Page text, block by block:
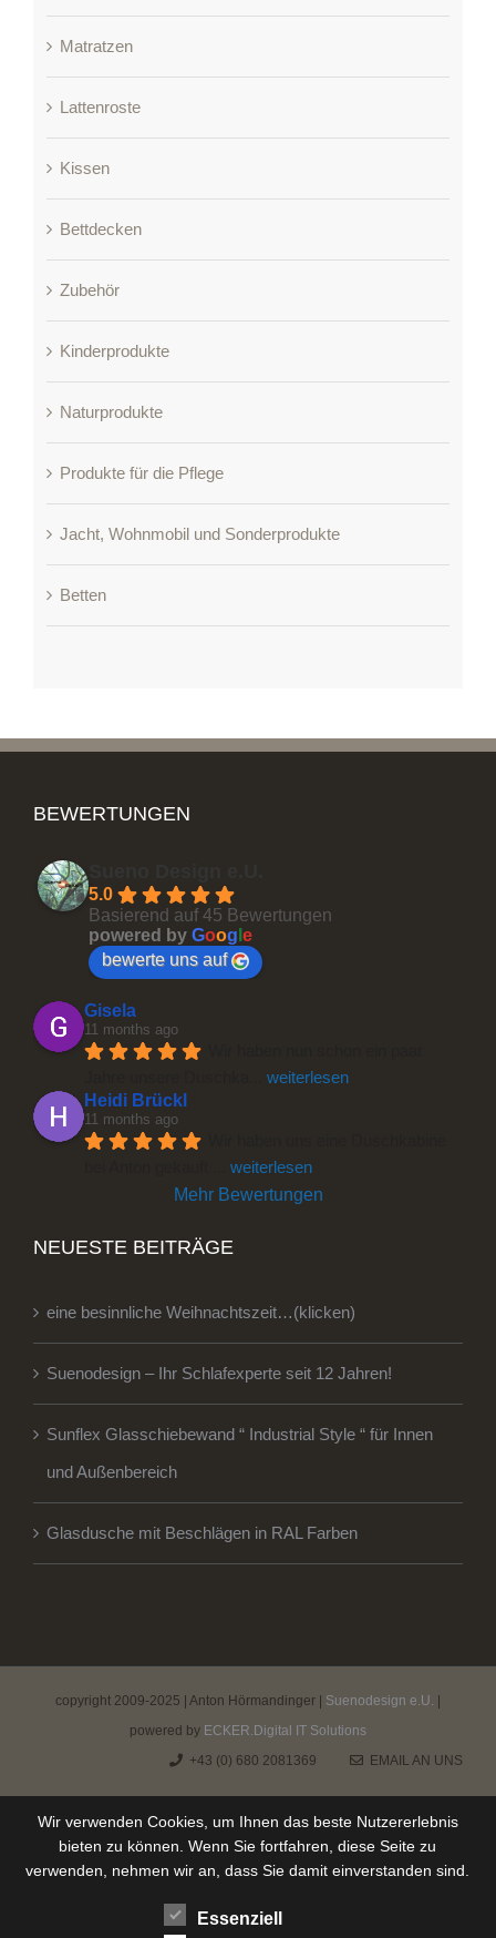
Matratzen
Lattenroste
Kissen
Bettdecken
Zubehör
Kinderprodukte
Naturprodukte
Produkte für die Pflege
Jacht, Wohnmobil und Sonderprodukte
Betten
BEWERTUNGEN
5.0
Basierend auf 45 Bewertungen
powered by Goog e
bewerte uns auf
Gisela
11 months ago
weiterlesen
Heidi Brückl
11 months ago
weiterlesen
Mehr Bewertungen
NEUESTE BEITRÄGE
eine besinnliche Weihnachtszeit…(klicken)
Suenodesign – Ihr Schlafexperte seit 12 Jahren!
Sunflex Glasschiebewand “ Industrial Style “ für Innen
und Außenbereich
Glasdusche mit Beschlägen in RAL Farben
copyright 2009-2025 | Anton Hörmandinger | Suenodesign e.U.
powered by ECKER.Digital IT Solutions
+43 (0) 680 2081369
EMAIL AN UNS
Wir verwenden Cookies, um Ihnen das beste Nutzererlebnis
bieten zu können. Wenn Sie fortfahren, diese Seite zu
verwenden, nehmen wir an, dass Sie damit einverstanden sind.
Essenziell